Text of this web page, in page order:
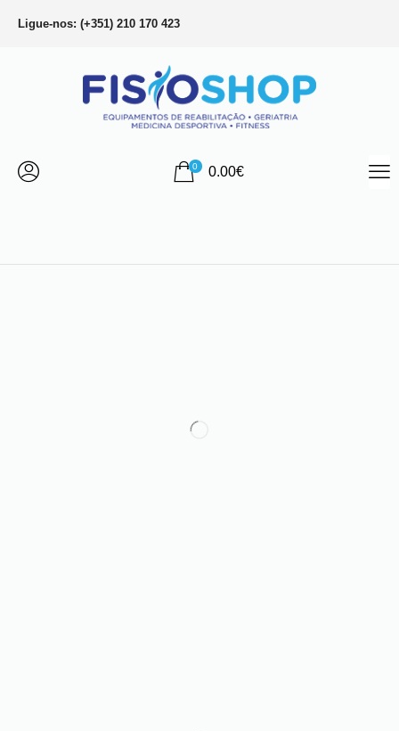
Ligue-nos: (+351) 210 170 423
0 0.00€